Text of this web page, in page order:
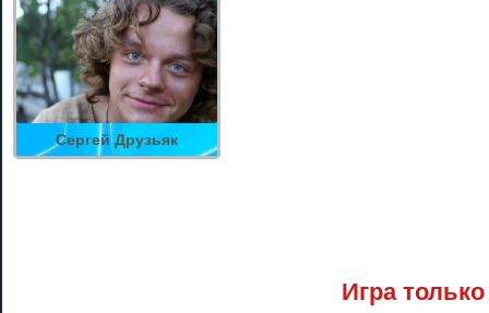
Сергей Друзьяк
Игра